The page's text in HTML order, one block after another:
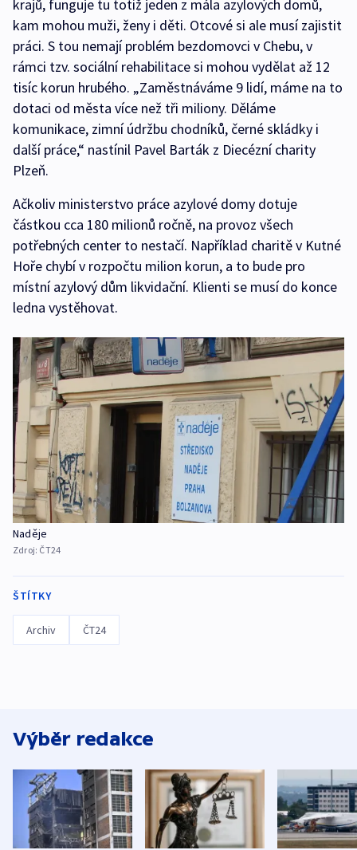
krajů, funguje tu totiž jeden z mála azylových domů,
kam mohou muži, ženy i děti. Otcové si ale musí zajistit
práci. S tou nemají problém bezdomovci v Chebu, v
rámci tzv. sociální rehabilitace si mohou vydělat až 12
tisíc korun hrubého. „Zaměstnáváme 9 lidí, máme na to
dotaci od města více než tři miliony. Děláme
komunikace, zimní údržbu chodníků, černé skládky i
další práce,“ nastínil Pavel Barták z Diecézní charity
Plzeň.
Ačkoliv ministerstvo práce azylové domy dotuje
částkou cca 180 milionů ročně, na provoz všech
potřebných center to nestačí. Například charitě v Kutné
Hoře chybí v rozpočtu milion korun, a to bude pro
místní azylový dům likvidační. Klienti se musí do konce
ledna vystěhovat.
Naděje
Zdroj: ČT24
ŠTÍTKY
Archiv ČT24
Výběr redakce